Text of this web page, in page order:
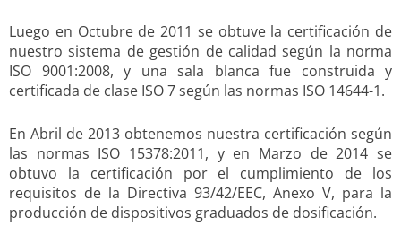
Luego en Octubre de 2011 se obtuve la certificación de
nuestro sistema de gestión de calidad según la norma
ISO 9001:2008, y una sala blanca fue construida y
certificada de clase ISO 7 según las normas ISO 14644-1.
En Abril de 2013 obtenemos nuestra certificación según
las normas ISO 15378:2011, y en Marzo de 2014 se
obtuvo la certificación por el cumplimiento de los
requisitos de la Directiva 93/42/EEC, Anexo V, para la
producción de dispositivos graduados de dosificación.